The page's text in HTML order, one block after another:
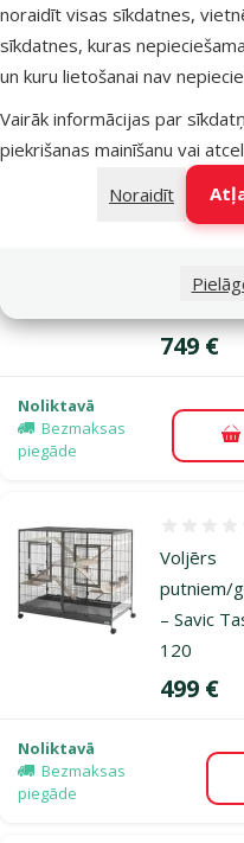
noraidīt visas sīkdatnes,
sīkdatnes, kuras
un kuru lietošanai nav
Vairāk informācijas par
piekrišanas mainīšanu vai
Noraidīt
Bezmaksas
piegāde
Būris
Savic Suite
Cena
749 €
Noliktavā
Bezmaksas
piegāde
Voljērs
putniem/
– Savic
120
Cena
499 €
Noliktavā
Bezmaksas
piegāde